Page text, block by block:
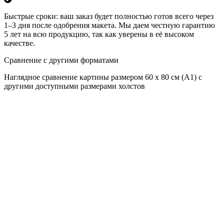
Быстрые сроки: ваш заказ будет полностью готов всего через
1–3 дня после одобрения макета. Мы даем честную гарантию
5 лет на всю продукцию, так как уверены в её высоком
качестве.
Сравнение с другими форматами
Наглядное сравнение картины размером 60 x 80 см (А1) с
другими доступными размерами холстов